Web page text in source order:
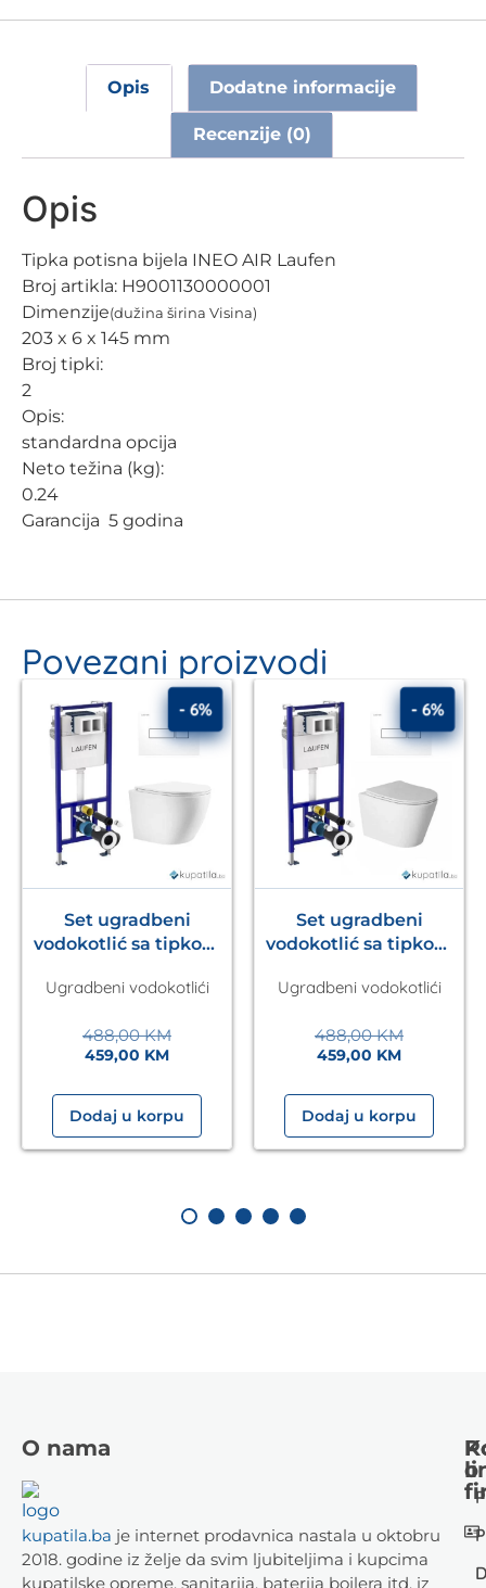
Opis Dodatne informacije
Recenzije (0)
Opis
Tipka potisna bijela INEO AIR Laufen
Broj artikla: H9001130000001
Dimenzije(dužina širina Visina)
203 x 6 x 145 mm
Broj tipki:
2
Opis:
standardna opcija
Neto težina (kg):
0.24
Garancija 5 godina
Povezani proizvodi
- 6%
Set ugradbeni
vodokotlić sa tipkom
+wc šolja Una Kalla
Ugradbeni vodokotlići
488,00KM
459,00 KM
Dodaj u korpu
- 6%
Set ugradbeni
vodokotlić sa tipkom
+wc šolja Sava Kalla
Ugradbeni vodokotlići
488,00KM
459,00 KM
Dodaj u korpu
O nama
kupatila.ba je internet prodavnica nastala u oktobru
2018. godine iz želje da svim ljubiteljima i kupcima
kupatilske opreme, sanitarija, baterija bojlera itd. iz
o